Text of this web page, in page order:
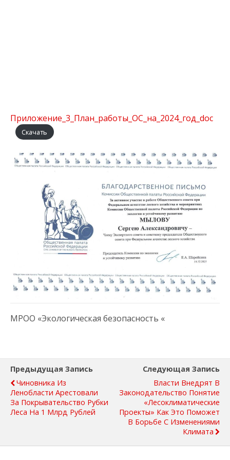
Приложение_3_План_работы_ОС_на_2024_год_doc
Скачать
МРОО «Экологическая безопасность «
Предыдущая Запись
Чиновника Из
Ленобласти Арестовали
За Покрывательство Рубки
Леса На 1 Млрд Рублей
Следующая Запись
Власти Внедрят В
Законодательство Понятие
«лесоклиматические
Проекты» Как Это Поможет
В Борьбе С Изменениями
Климата